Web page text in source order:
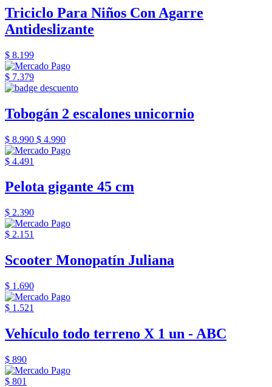
Triciclo Para Niños Con Agarre
Antideslizante
$ 8.199
$ 7.379
Tobogán 2 escalones unicornio
$ 8.990 $ 4.990
$ 4.491
Pelota gigante 45 cm
$ 2.390
$ 2.151
Scooter Monopatín Juliana
$ 1.690
$ 1.521
Vehículo todo terreno X 1 un - ABC
$ 890
$ 801